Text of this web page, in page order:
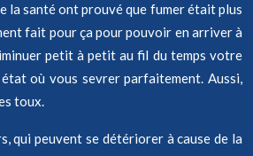
la santé ont prouvé que fumer était plus
fait pour ça pour pouvoir en arriver à
petit à petit au fil du temps votre
où vous sevrer parfaitement. Aussi,
toux.
qui peuvent se détériorer à cause de la